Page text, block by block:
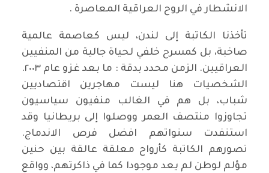
الانشطار في الروح العراقية المعاصرة .
تأخذنا الكاتبة إلى لندن، ليس كعاصمة عالمية
صاخبة، بل كمسرح خلفي لحياة جالية من المنفيين
العراقيين. الزمن محدد بدقة : ما بعد غزو عام ٢٠٠٣.
الشخصيات هنا ليست مهاجرين اقتصاديين
شباب، بل هم في الغالب منفيون سياسيون
تجاوزوا منتصف العمر ووصلوا إلى بريطانيا وقد
استنفدت سنواتهم افضل فرص الاندماج.
تصورهم الكاتبة كأرواح معلقة عالقة بين حنين
مؤلم لوطن لم يعد موجودا كما في ذاكرتهم، وواقع